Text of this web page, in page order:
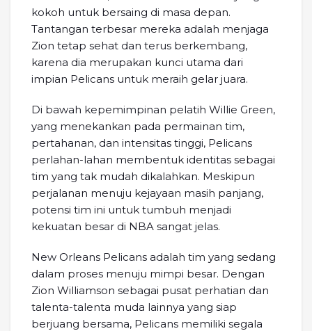
kokoh untuk bersaing di masa depan.
Tantangan terbesar mereka adalah menjaga
Zion tetap sehat dan terus berkembang,
karena dia merupakan kunci utama dari
impian Pelicans untuk meraih gelar juara.
Di bawah kepemimpinan pelatih Willie Green,
yang menekankan pada permainan tim,
pertahanan, dan intensitas tinggi, Pelicans
perlahan-lahan membentuk identitas sebagai
tim yang tak mudah dikalahkan. Meskipun
perjalanan menuju kejayaan masih panjang,
potensi tim ini untuk tumbuh menjadi
kekuatan besar di NBA sangat jelas.
New Orleans Pelicans adalah tim yang sedang
dalam proses menuju mimpi besar. Dengan
Zion Williamson sebagai pusat perhatian dan
talenta-talenta muda lainnya yang siap
berjuang bersama, Pelicans memiliki segala